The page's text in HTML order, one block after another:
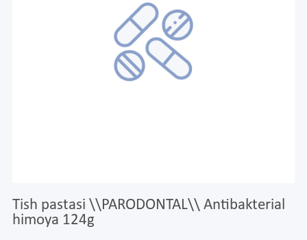
Tish pastasi \\PARODONTAL\\ Antibakterial
himoya 124g